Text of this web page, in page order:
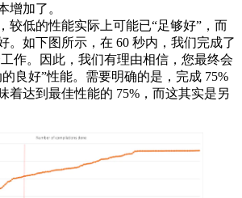
增加了。
较低的性能实际上可能已“足够好”，而
。如下图所示，在 60 秒内，我们完成了
作。因此，我们有理由相信，您最终会
良好”性能。需要明确的是，完成 75%
着达到最佳性能的 75%，而这其实是另